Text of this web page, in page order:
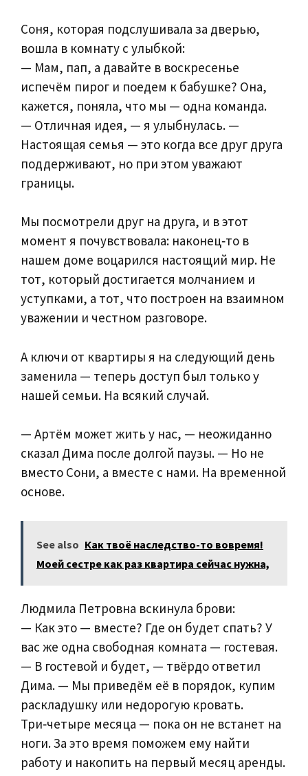
Соня, которая подслушивала за дверью,
вошла в комнату с улыбкой:
— Мам, пап, а давайте в воскресенье
испечём пирог и поедем к бабушке? Она,
кажется, поняла, что мы — одна команда.
— Отличная идея, — я улыбнулась. —
Настоящая семья — это когда все друг друга
поддерживают, но при этом уважают
границы.
Мы посмотрели друг на друга, и в этот
момент я почувствовала: наконец‑то в
нашем доме воцарился настоящий мир. Не
тот, который достигается молчанием и
уступками, а тот, что построен на взаимном
уважении и честном разговоре.
А ключи от квартиры я на следующий день
заменила — теперь доступ был только у
нашей семьи. На всякий случай.
— Артём может жить у нас, — неожиданно
сказал Дима после долгой паузы. — Но не
вместо Сони, а вместе с нами. На временной
основе.
See also Как твоё наследство-то вовремя!
Моей сестре как раз квартира сейчас нужна,
Людмила Петровна вскинула брови:
— Как это — вместе? Где он будет спать? У
вас же одна свободная комната — гостевая.
— В гостевой и будет, — твёрдо ответил
Дима. — Мы приведём её в порядок, купим
раскладушку или недорогую кровать.
Три‑четыре месяца — пока он не встанет на
ноги. За это время поможем ему найти
работу и накопить на первый месяц аренды.